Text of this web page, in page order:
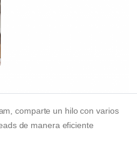
comparte un hilo con varios
de manera eficiente